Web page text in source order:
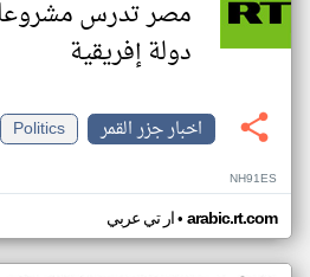
مصر تدرس
دولة إفريقية
اخبار جزر القمر
Politics
NH91ES
ار تي عربي• arabic.rt.com